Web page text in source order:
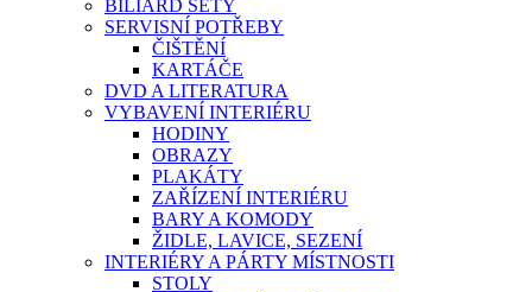
BILIARD SETY
SERVISNÍ POTŘEBY
ČIŠTĚNÍ
KARTÁČE
DVD A LITERATURA
VYBAVENÍ INTERIÉRU
HODINY
OBRAZY
PLAKÁTY
ZAŘÍZENÍ INTERIÉRU
BARY A KOMODY
ŽIDLE, LAVICE, SEZENÍ
INTERIÉRY A PÁRTY MÍSTNOSTI
STOLY